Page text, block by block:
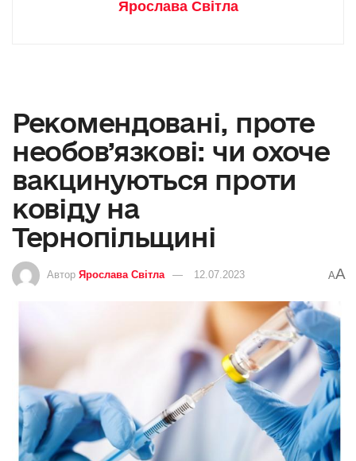
Ярослава Світла
Рекомендовані, проте
необов’язкові: чи охоче
вакцинуються проти
ковіду на
Тернопільщині
Автор Ярослава Світла 12.07.2023 AA